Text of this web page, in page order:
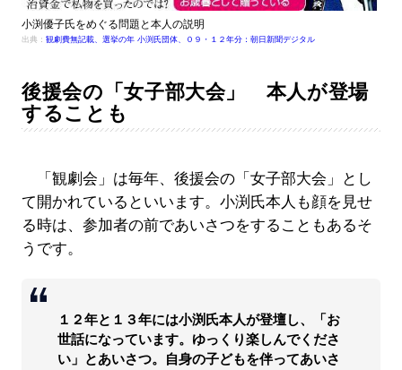
小渕優子氏をめぐる問題と本人の説明
出典： 観劇費無記載、選挙の年 小渕氏団体、０９・１２年分：朝日新聞デジタル
後援会の「女子部大会」 本人が登場
することも
「観劇会」は毎年、後援会の「女子部大会」とし
て開かれているといいます。小渕氏本人も顔を見せ
る時は、参加者の前であいさつをすることもあるそ
うです。
１２年と１３年には小渕氏本人が登壇し、「お
世話になっています。ゆっくり楽しんでくださ
い」とあいさつ。自身の子どもを伴ってあいさ